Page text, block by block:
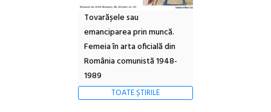
Tovarășele sau
emanciparea prin muncă.
Femeia în arta oficială din
România comunistă 1948-
1989
TOATE ȘTIRILE